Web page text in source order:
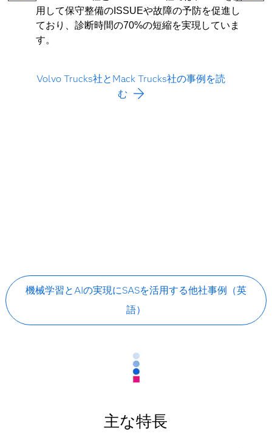
用して保守整備のISSUEや故障の予防を促進し
ており、診断時間の70%の短縮を実現していま
す。
Volvo Trucks社とMack Trucks社の事例を読
む
機械学習とAIの実現にSASを活用する他社事例（英
語）
主な特長